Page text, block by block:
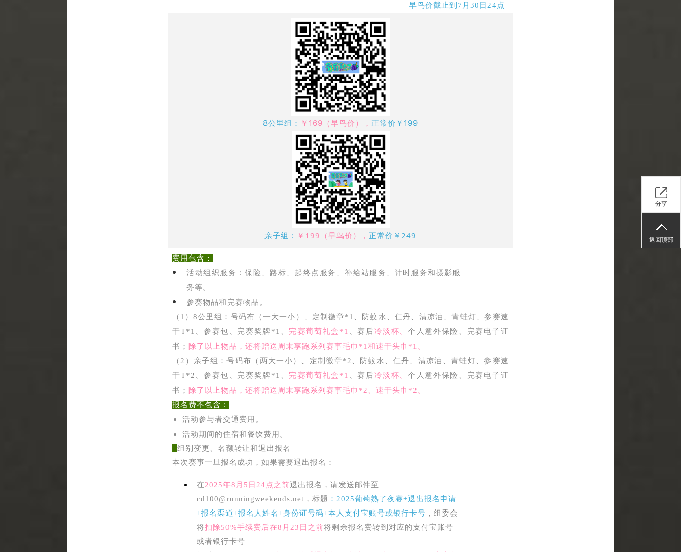
早鸟价截止到7月30日24点
8公里组： ￥169（早鸟价）， 正常价￥199
亲子组 ： ￥199（早鸟价）， 正常价￥249
费用包含：
活动组织服务：保险、路标、起终点服务、补给站服务、计时服务和摄影服
务等。
参赛物品和完赛物品。
（1）8公里组： 号码布（一大一小）、 定制徽章*1、 防蚊水、 仁丹、清凉油、青蛙灯、参赛速
干T*1、参赛包、完赛奖牌*1、 完赛葡萄礼盒*1 、赛后冷淡杯 、个人意外保险、完赛电子证
书； 除了以上物品，还将赠送周末享跑系列赛事毛巾*1和速干头巾*1。
（2）亲子组：号码布（两大一小）、 定制徽章*2、 防蚊水、 仁丹、清凉油、青蛙灯、参赛速
干T*2、参赛包、完赛奖牌*1、 完赛葡萄礼盒*1 、赛后冷淡杯 、个人意外保险、完赛电子证
书； 除了以上物品，还将赠送周末享跑系列赛事毛巾*2、速干头巾*2。
报名费不包含：
活动参与者交通费用。
活动期间的住宿和餐饮费用。
组别变更、名额转让和退出报名
本次赛事一旦报名成功，如果需要退出报名：
在2025年8月5日24点之前退出报名，请发送邮件至
cd100@runningweekends.net，标题 ： 2025葡萄熟了夜赛+退出报名申请
+报名渠道+报名人姓名+身份证号码+本人支付宝账号或银行卡号 ，组委会
将扣除50%手续费后在8月23日之前将剩余报名费转到对应的支付宝账号
或者银行卡号
分享
返回顶部